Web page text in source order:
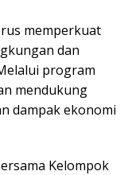
memperkuat
dan
program
mendukung
dampak ekonomi
Kelompok